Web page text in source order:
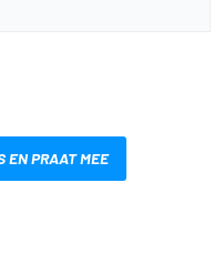
EN PRAAT MEE